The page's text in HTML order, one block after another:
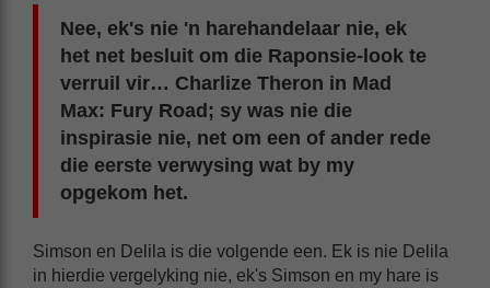
Nee, ek's nie 'n harehandelaar nie, ek
het net besluit om die Raponsie-look te
verruil vir… Charlize Theron in Mad
Max: Fury Road; sy was nie die
inspirasie nie, net om een of ander rede
die eerste verwysing wat by my
opgekom het.
Simson en Delila is die volgende een. Ek is nie Delila
in hierdie vergelyking nie, ek's Simson en my hare is